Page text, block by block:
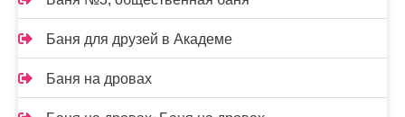
Баня для друзей в Академе
Баня на дровах